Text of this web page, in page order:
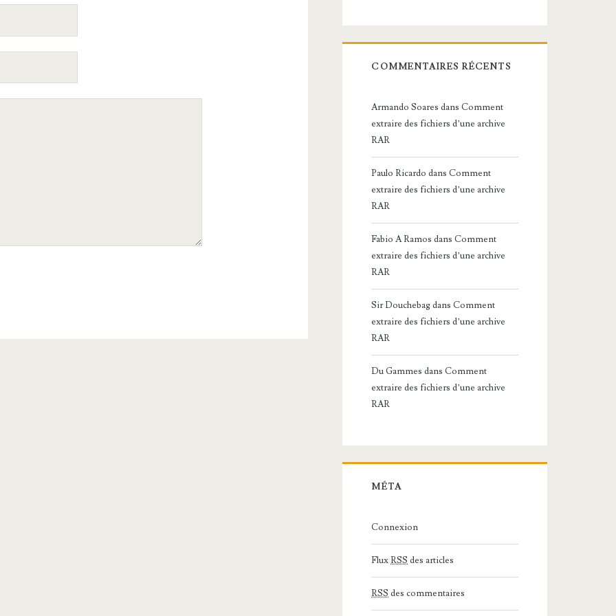
COMMENTAIRES RÉCENTS
Armando Soares dansComment
extraire des fichiers d’une archive
RAR
Paulo Ricardo dansComment
extraire des fichiers d’une archive
RAR
Fabio A Ramos dansComment
extraire des fichiers d’une archive
RAR
Sir DouchebagdansComment
extraire des fichiers d’une archive
RAR
Du Gammes dansComment
extraire des fichiers d’une archive
RAR
MÉTA
Connexion
FluxRSS des articles
RSS des commentaires